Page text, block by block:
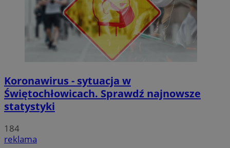
Koronawirus - sytuacja w
Świętochłowicach. Sprawdź najnowsze
statystyki
184
reklama